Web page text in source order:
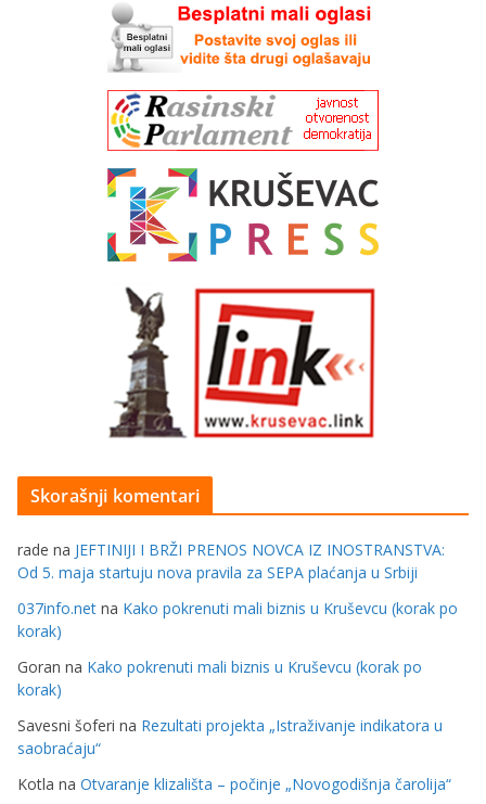
Skorašnji komentari
rade na JEFTINIJI I BRŽI PRENOS NOVCA IZ INOSTRANSTVA:
Od 5. maja startuju nova pravila za SEPA plaćanja u Srbiji
037info.net na Kako pokrenuti mali biznis u Kruševcu (korak po
korak)
Goran na Kako pokrenuti mali biznis u Kruševcu (korak po
korak)
Savesni šoferi na Rezultati projekta „Istraživanje indikatora u
saobraćaju“
Kotla na Otvaranje klizališta – počinje „Novogodišnja čarolija“